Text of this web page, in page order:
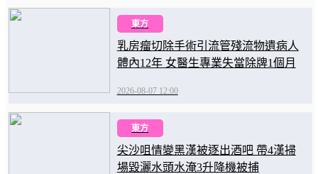
東方
乳房瘤切除手術引流管殘流物遺病人
體內12年 女醫生專業失當除牌1個月
2026-08-07 12:00
東方
尖沙咀情變黑漢被逐出酒吧 帶4漢掃
場毀灑水頭水淹3升降機被捕